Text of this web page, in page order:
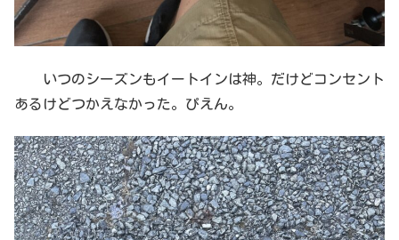
いつのシーズンもイートインは神。だけどコンセント
あるけどつかえなかった。ぴえん。